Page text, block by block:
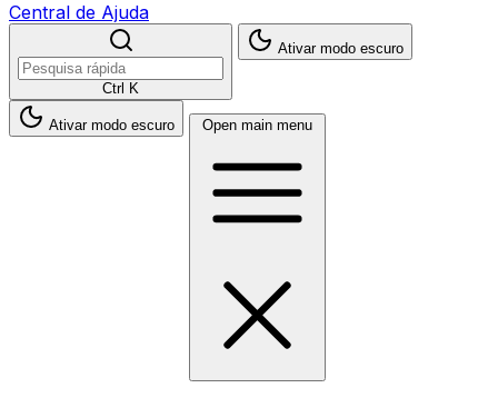
Central de Ajuda
Ctrl K
Ativar modo escuro
Ativar modo escuro Open main menu